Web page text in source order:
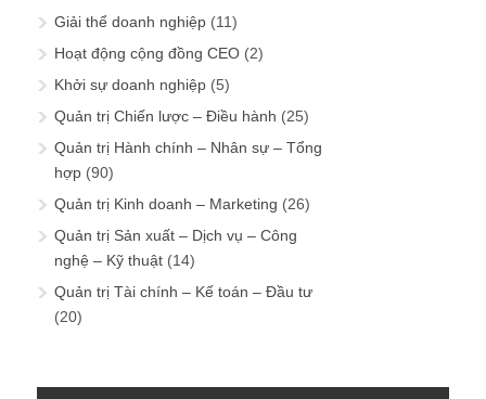
Giải thể doanh nghiệp (11)
Hoạt động cộng đồng CEO (2)
Khởi sự doanh nghiệp (5)
Quản trị Chiến lược – Điều hành (25)
Quản trị Hành chính – Nhân sự – Tổng
hợp (90)
Quản trị Kinh doanh – Marketing (26)
Quản trị Sản xuất – Dịch vụ – Công
nghệ – Kỹ thuật (14)
Quản trị Tài chính – Kế toán – Đầu tư
(20)